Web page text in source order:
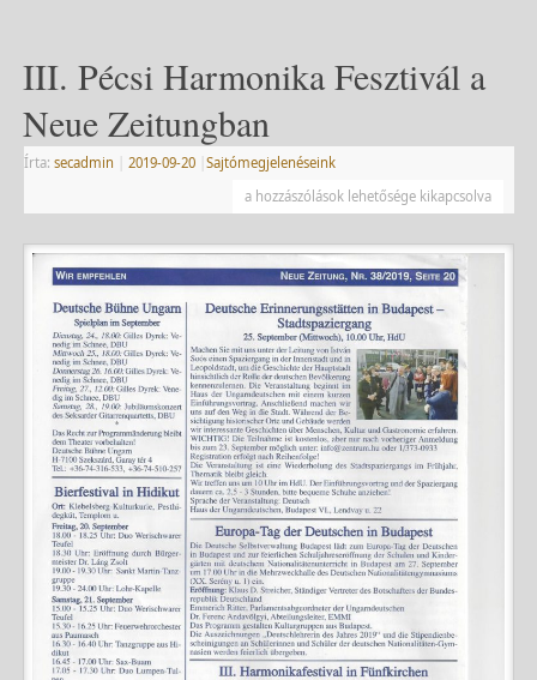
III. Pécsi Harmonika Fesztivál a
Neue Zeitungban
Írta: secadmin 2019-09-20
Sajtómegjelenéseink
a hozzászólások lehetősége kikapcsolva